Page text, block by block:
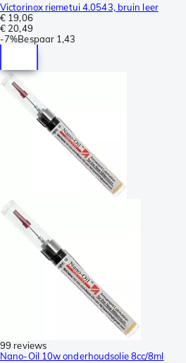
Victorinox riemetui 4.0543, bruin leer
€ 19,06
€ 20,49
-7%Bespaar 1,43
99 reviews
Nano-Oil 10w onderhoudsolie 8cc/8ml